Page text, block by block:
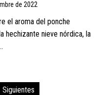
de 2022
el aroma del ponche
hechizante nieve nórdica, la
Siguientes